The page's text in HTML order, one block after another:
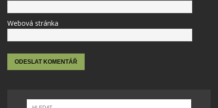
Webová stránka